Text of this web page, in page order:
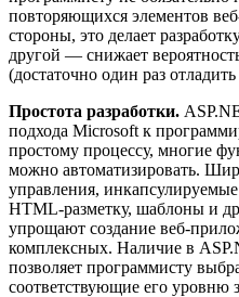
повторяющихся элементов
стороны, это делает
другой — снижает
(достаточно один раз
Простота разработки.
подхода Microsoft к
простому процессу, многие
можно автоматизировать.
управления,
HTML-разметку, шаблоны и
упрощают создание веб-
комплексных. Наличие в
позволяет программисту
соответствующие его уровню